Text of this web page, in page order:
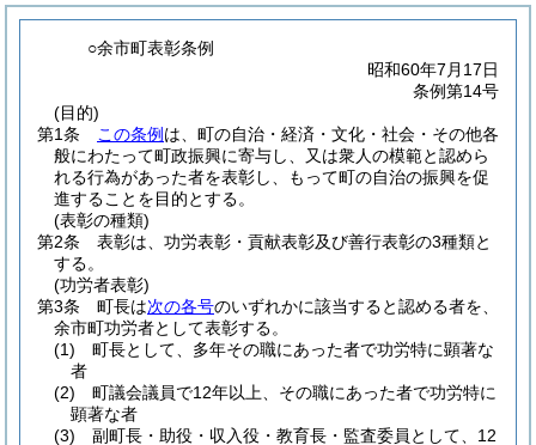
○余市町表彰条例
昭和60年7月17日
条例第14号
(目的)
第1条
この条例 は、町の自治・経済・文化・社会・その他各
般にわたって町政振興に寄与し、又は衆人の模範と認めら
れる行為があった者を表彰し、もって町の自治の振興を促
進することを目的とする。
(表彰の種類)
第2条
表彰は、功労表彰・貢献表彰及び善行表彰の3種類と
する。
(功労者表彰)
第3条
町長は次の各号のいずれかに該当すると認める者を、
余市町功労者として表彰する。
(1)
町長として、多年その職にあった者で功労特に顕著な
者
(2)
町議会議員で12年以上、その職にあった者で功労特に
顕著な者
(3)
副町長・助役・収入役・教育長・監査委員として、12